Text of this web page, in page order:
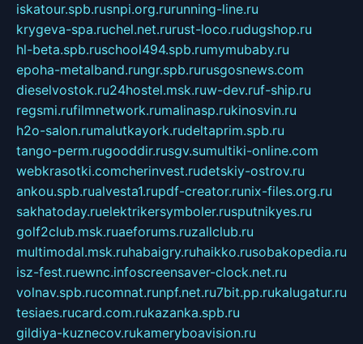
iskatour.spb.rusnpi.org.rurunning-line.ru
krygeva-spa.ruchel.net.rurust-loco.rudugshop.ru
hl-beta.spb.ruschool494.spb.rumymubaby.ru
epoha-metalband.rungr.spb.rurusgosnews.com
dieselvostok.ru24hostel.msk.ruw-dev.ruf-ship.ru
regsmi.rufilmnetwork.rumalinasp.rukinosvin.ru
h2o-salon.rumalutkayork.rudeltaprim.spb.ru
tango-perm.rugooddir.rusgv.sumultiki-online.com
webkrasotki.comcherinvest.rudetskiy-ostrov.ru
ankou.spb.rualvesta1.rupdf-creator.runix-files.org.ru
sakhatoday.ruelektrikersymboler.rusputnikyes.ru
golf2club.msk.ruaeforums.ruzallclub.ru
multimodal.msk.ruhabaigry.ruhaikko.rusobakopedia.ru
isz-fest.ruewnc.infoscreensaver-clock.net.ru
volnav.spb.rucomnat.runpf.net.ru7bit.pp.rukalugatur.ru
tesiaes.rucard.com.rukazanka.spb.ru
gildiya-kuznecov.rukameryboavision.ru